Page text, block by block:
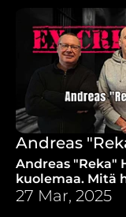
Andreas
Andreas "Reka"
kuolemaa. Mitä
tilanteissa?
elämästä niin
27 Mar, 2025